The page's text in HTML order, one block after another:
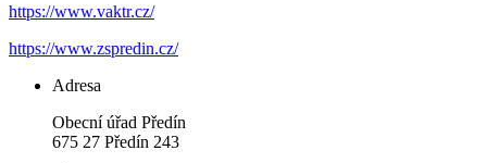
https://www.vaktr.cz/
https://www.zspredin.cz/
Adresa
Obecní úřad Předín
675 27 Předín 243